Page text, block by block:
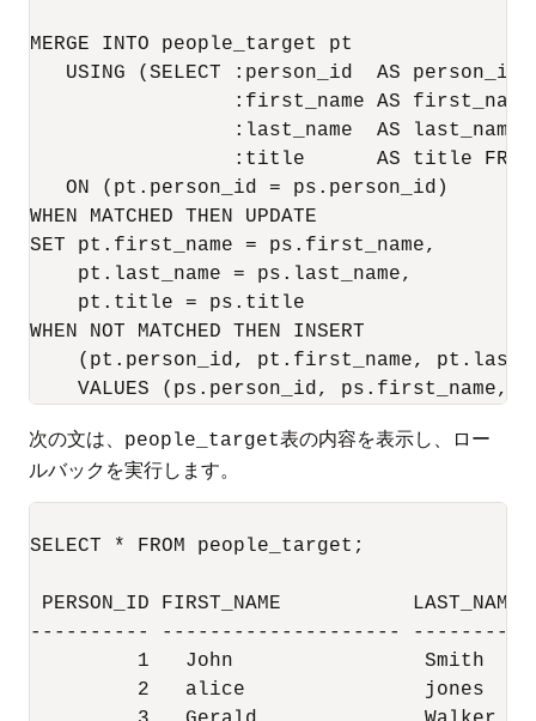
MERGE INTO people_target pt
   USING (SELECT :person_id  AS person_id,
:first_name AS
                 :last_name  AS last_name,
:title      AS title
   ON (pt.person_id = ps.person_id)
WHEN MATCHED THEN UPDATE
SET pt.first_name = ps.first_name,
    pt.last_name = ps.last_name,
    pt.title = ps.title
WHEN NOT MATCHED THEN INSERT
(pt.person_id, pt.first_name,
次の文は、 people_target表の内容を表示し、ロー
ルバックを実行します。
SELECT * FROM people_target;
PERSON_ID FIRST_NAME		LAST_NAME	     TITLE
---------- --------------------